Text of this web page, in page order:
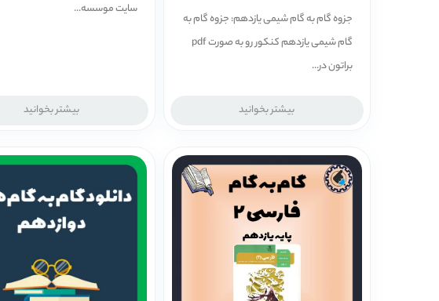
جزوه گام به گام شیمی یازدهم: جزوه گام به
گام شیمی یازدهم کنکور رو به صورت pdf
براتون در...
بیشتر بخوانید
سایت موسسه...
بیشتر بخوانید